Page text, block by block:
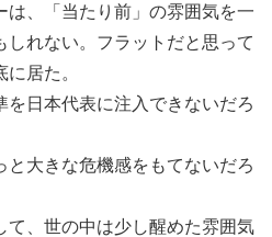
は、「当たり前」の雰囲気を一
しれない。フラットだと思って
居た。
を日本代表に注入できないだろ
と大きな危機感をもてないだろ
て、世の中は少し醒めた雰囲気